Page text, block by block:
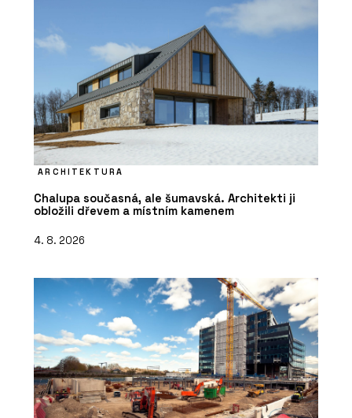
ARCHITEKTURA
Chalupa současná, ale šumavská. Architekti ji
obložili dřevem a místním kamenem
4. 8. 2026